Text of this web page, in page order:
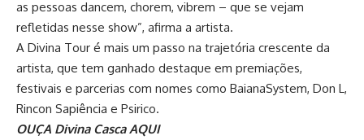
as pessoas dancem, chorem, vibrem – que se vejam
refletidas nesse show”, afirma a artista.
A Divina Tour é mais um passo na trajetória crescente da
artista, que tem ganhado destaque em premiações,
festivais e parcerias com nomes como BaianaSystem, Don L,
Rincon Sapiência e Psirico.
OUÇA Divina Casca AQUI